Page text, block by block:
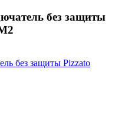
без защиты